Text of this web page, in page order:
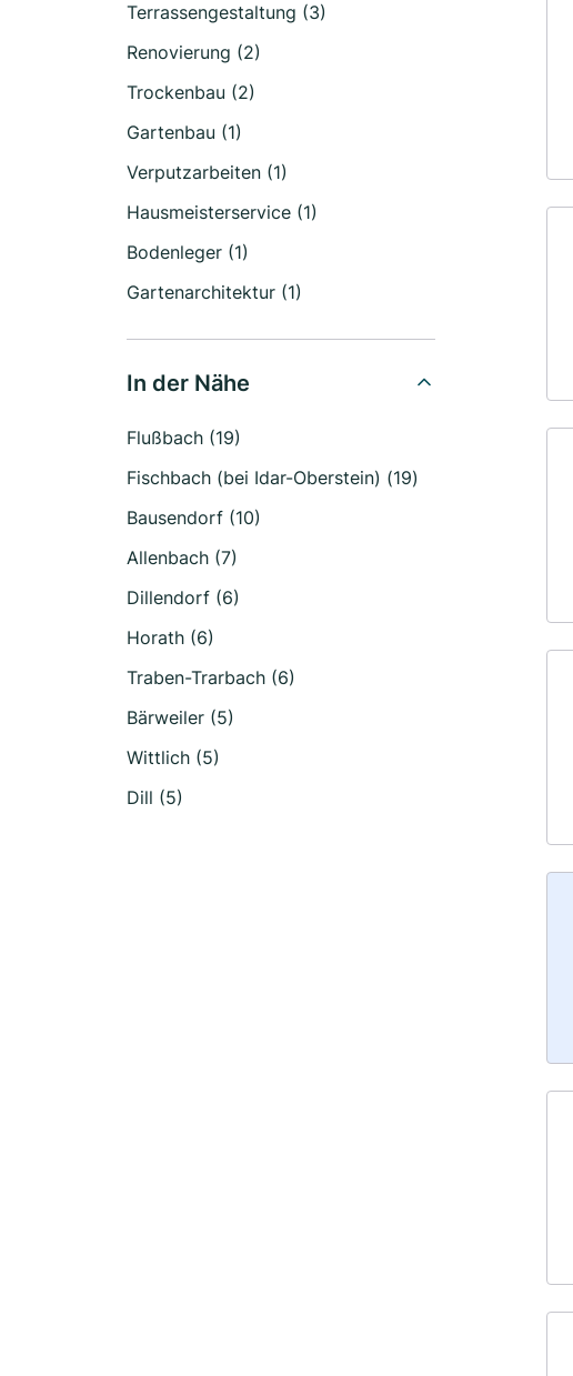
Terrassengestaltung (3)
Renovierung (2)
Trockenbau (2)
Gartenbau (1)
Verputzarbeiten (1)
Hausmeisterservice (1)
Bodenleger (1)
Gartenarchitektur (1)
In der Nähe
Flußbach (19)
Fischbach (bei Idar-Oberstein) (19)
Bausendorf (10)
Allenbach (7)
Dillendorf (6)
Horath (6)
Traben-Trarbach (6)
Bärweiler (5)
Wittlich (5)
Dill (5)